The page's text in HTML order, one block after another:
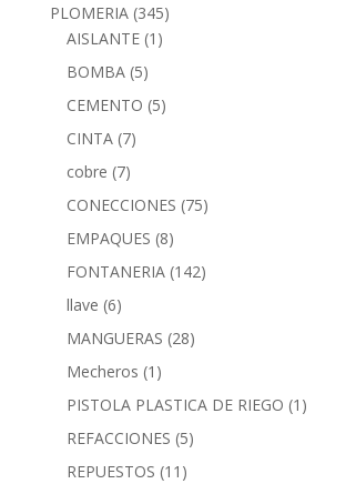
PLOMERIA (345)
AISLANTE (1)
BOMBA (5)
CEMENTO (5)
CINTA (7)
cobre (7)
CONECCIONES (75)
EMPAQUES (8)
FONTANERIA (142)
llave (6)
MANGUERAS (28)
Mecheros (1)
PISTOLA PLASTICA DE RIEGO (1)
REFACCIONES (5)
REPUESTOS (11)